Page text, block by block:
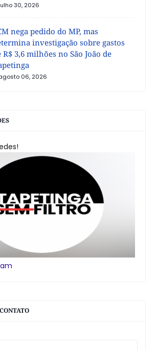
30, 2026
nega pedido do MP, mas
investigação sobre gastos
R$ 3,6 milhões no São João de
06, 2026